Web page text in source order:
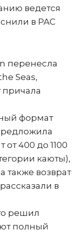
ведется
в PAC
перенесла
Seas,
формат
400 до 1100
каюты),
также возврат
в
решил
полный